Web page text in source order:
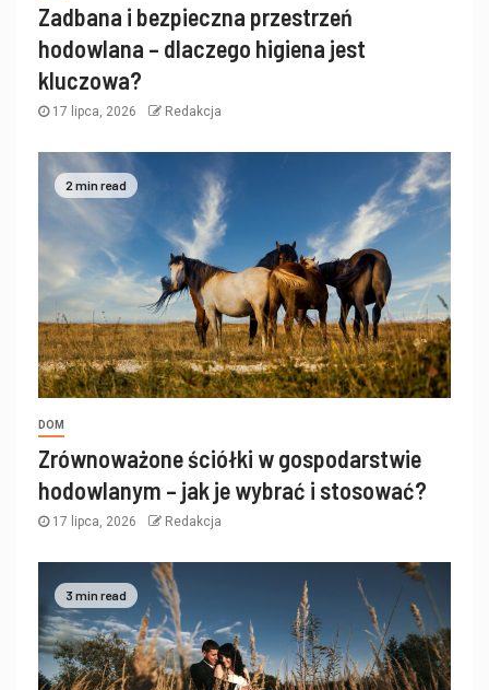
Zadbana i bezpieczna przestrzeń
hodowlana – dlaczego higiena jest
kluczowa?
17 lipca, 2026 Redakcja
2 min read
DOM
Zrównoważone ściółki w gospodarstwie
hodowlanym – jak je wybrać i stosować?
17 lipca, 2026 Redakcja
3 min read